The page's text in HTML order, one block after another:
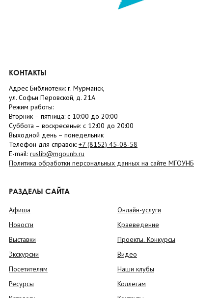
КОНТАКТЫ
Адрес Библиотеки: г. Мурманск,
ул. Софьи Перовской, д. 21А
Режим работы:
Вторник – пятница: с 10:00 до 20:00
Суббота – воскресенье: c 12:00 до 20:00
Выходной день – понедельник
Телефон для справок: +7 (8152) 45-08-58
E-mail: ruslib@mgounb.ru
Политика обработки персональных данных на сайте МГОУНБ
РАЗДЕЛЫ САЙТА
Афиша
Новости
Выставки
Экскурсии
Посетителям
Ресурсы
Онлайн-услуги
Краеведение
Проекты. Конкурсы
Видео
Наши клубы
Коллегам